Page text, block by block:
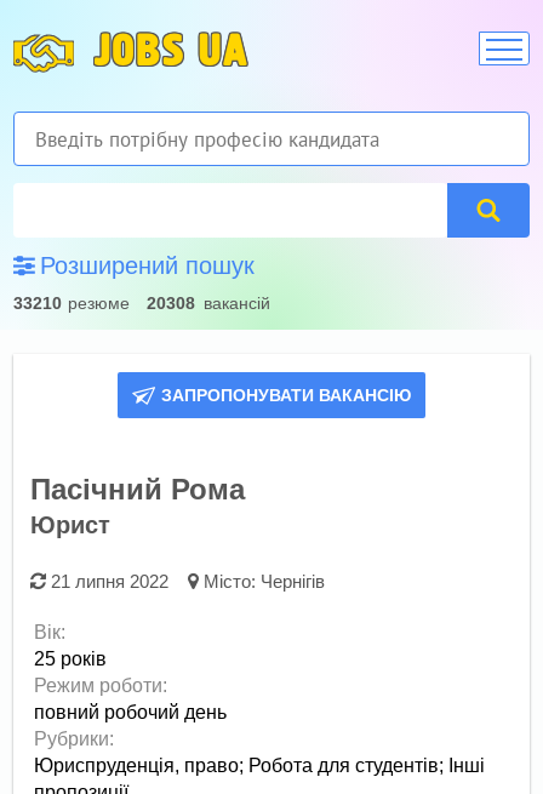
JOBS UA
Розширений пошук
33210 резюме 20308 вакансій
ЗАПРОПОНУВАТИ ВАКАНСІЮ
Пасічний Рома
Юрист
21 липня 2022 Місто: Чернігів
Вік:
25 років
Режим роботи:
повний робочий день
Рубрики:
Юриспруденція, право; Робота для студентів; Інші